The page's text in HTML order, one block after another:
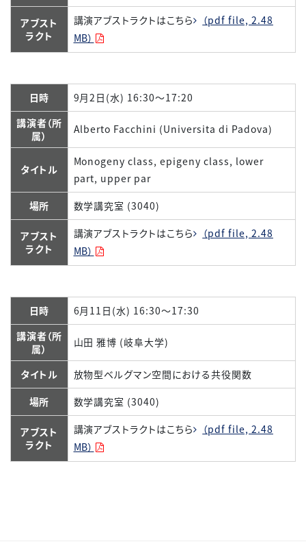
アブスト
ラクト
講演アブストラクトはこちら
（pdf file, 2.48
MB）
日時
9月2日(水) 16:30～17:20
講演者（所
属）
Alberto Facchini (Universita di Padova)
タイトル
Monogeny class, epigeny class, lower
part, upper par
場所
数学講究室 (3040)
アブスト
ラクト
講演アブストラクトはこちら
（pdf file, 2.48
MB）
日時
6月11日(水) 16:30～17:30
講演者（所
属）
山田 雅博 (岐阜大学)
タイトル
放物型ベルグマン空間における共役関数
場所
数学講究室 (3040)
アブスト
ラクト
講演アブストラクトはこちら
（pdf file, 2.48
MB）